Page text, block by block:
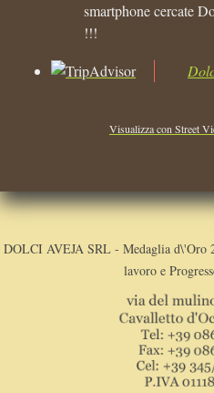
smartphone cercate
!!!
Visualizza con Street
DOLCI AVEJA SRL - Medaglia d\'Oro
lavoro e